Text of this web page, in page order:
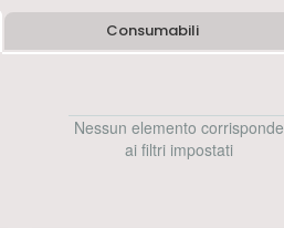
Consumabili
Nessun elemento corrisponde
ai filtri impostati